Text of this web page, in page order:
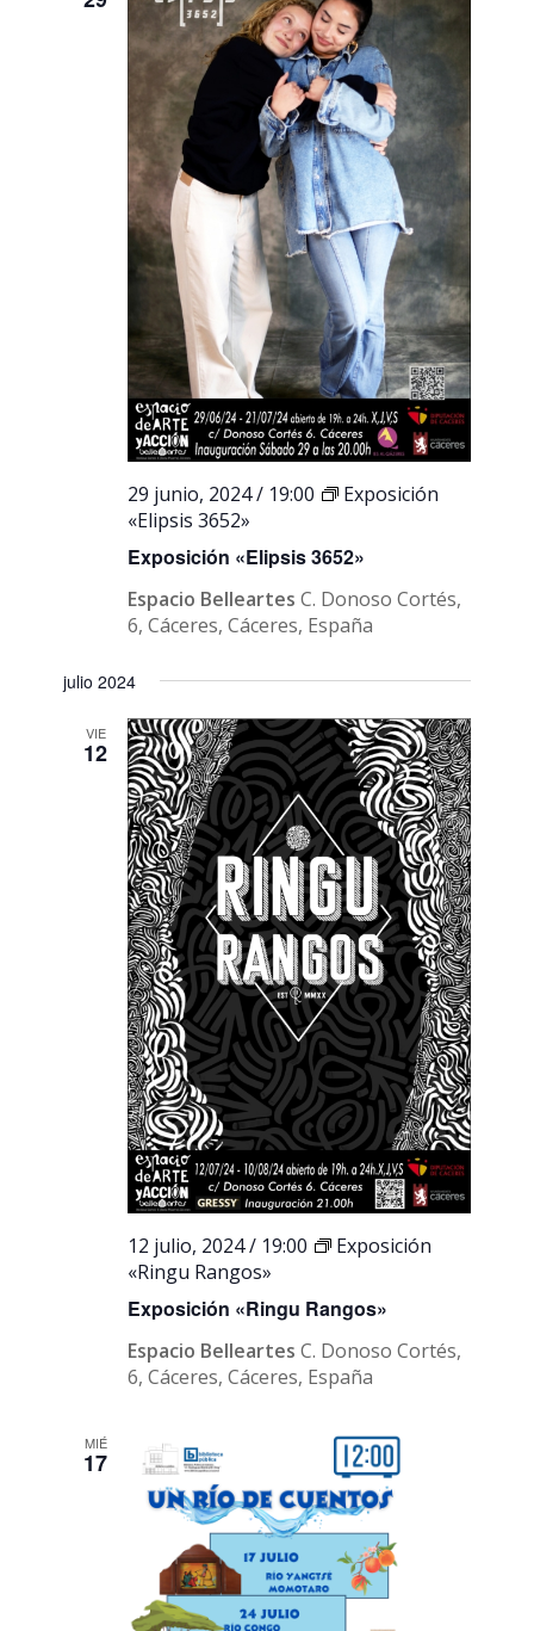
Exposición «Elipsis 3652»
29 junio, 2024 / 19:00
Exposición
«Elipsis 3652»
Espacio BelleartesC. Donoso Cortés,
6, Cáceres, Cáceres, España
julio 2024
VIE
12
Exposición «Ringu Rangos»
12 julio, 2024 / 19:00
Exposición
«Ringu Rangos»
Espacio BelleartesC. Donoso Cortés,
6, Cáceres, Cáceres, España
MIÉ
17